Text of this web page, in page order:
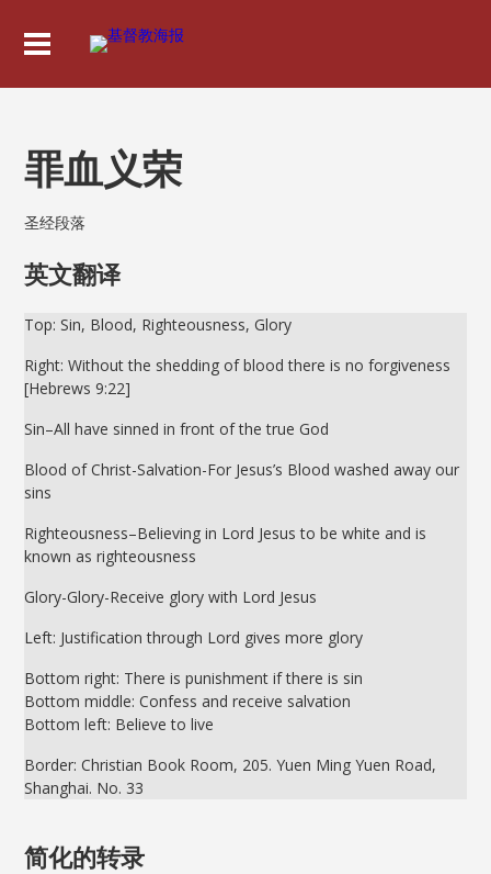
罪血义荣
圣经段落
英文翻译
Top: Sin, Blood, Righteousness, Glory
Right: Without the shedding of blood there is no forgiveness
[Hebrews 9:22]
Sin–All have sinned in front of the true God
Blood of Christ-Salvation-For Jesus’s Blood washed away our
sins
Righteousness–Believing in Lord Jesus to be white and is
known as righteousness
Glory-Glory-Receive glory with Lord Jesus
Left: Justification through Lord gives more glory
Bottom right: There is punishment if there is sin
Bottom middle: Confess and receive salvation
Bottom left: Believe to live
Border: Christian Book Room, 205. Yuen Ming Yuen Road,
Shanghai. No. 33
简化的转录